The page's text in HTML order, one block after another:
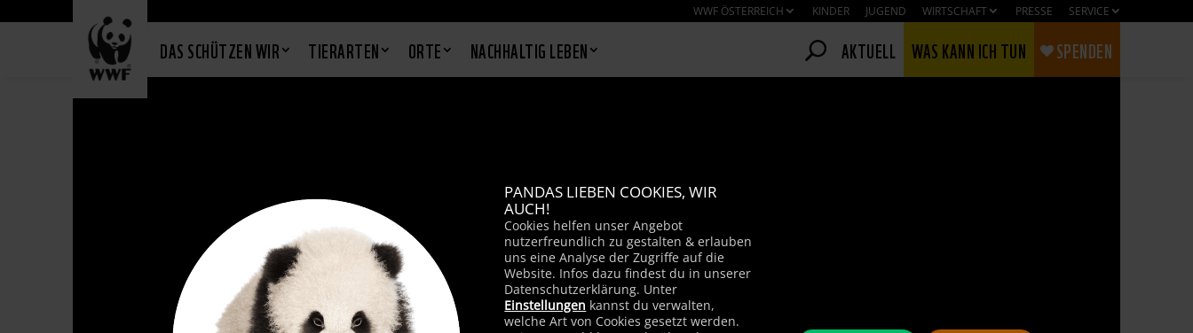
WWF ÖSTERREICH KINDER JUGEND WIRTSCHAFT PRESSE SERVICE
DAS SCHÜTZEN WIR TIERARTEN ORTE NACHHALTIG LEBEN AKTUELL WAS KANN ICH TUN SPENDEN
PANDAS LIEBEN COOKIES, WIR
AUCH!
Cookies helfen unser Angebot
nutzerfreundlich zu gestalten & erlauben
uns eine Analyse der Zugriffe auf die
Website. Infos dazu findest du in unserer
Datenschutzerklärung. Unter
Einstellungen kannst du verwalten,
welche Art von Cookies gesetzt werden.